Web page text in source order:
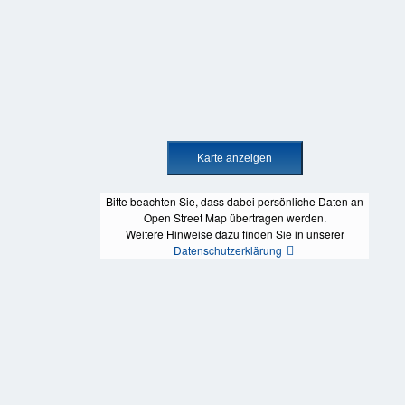
Bitte beachten Sie, dass dabei persönliche Daten an
Open Street Map übertragen werden.
Weitere Hinweise dazu finden Sie in unserer
Datenschutzerklärung